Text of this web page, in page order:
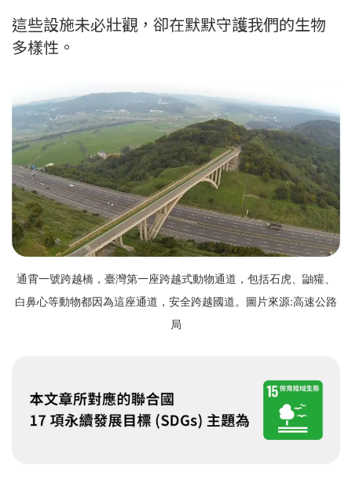
這些設施未必壯觀，卻在默默守護我們的生物
多樣性。
通霄一號跨越橋，臺灣第一座跨越式動物通道，包括石虎、鼬獾、
白鼻心等動物都因為這座通道，安全跨越國道。圖片來源:高速公路
局